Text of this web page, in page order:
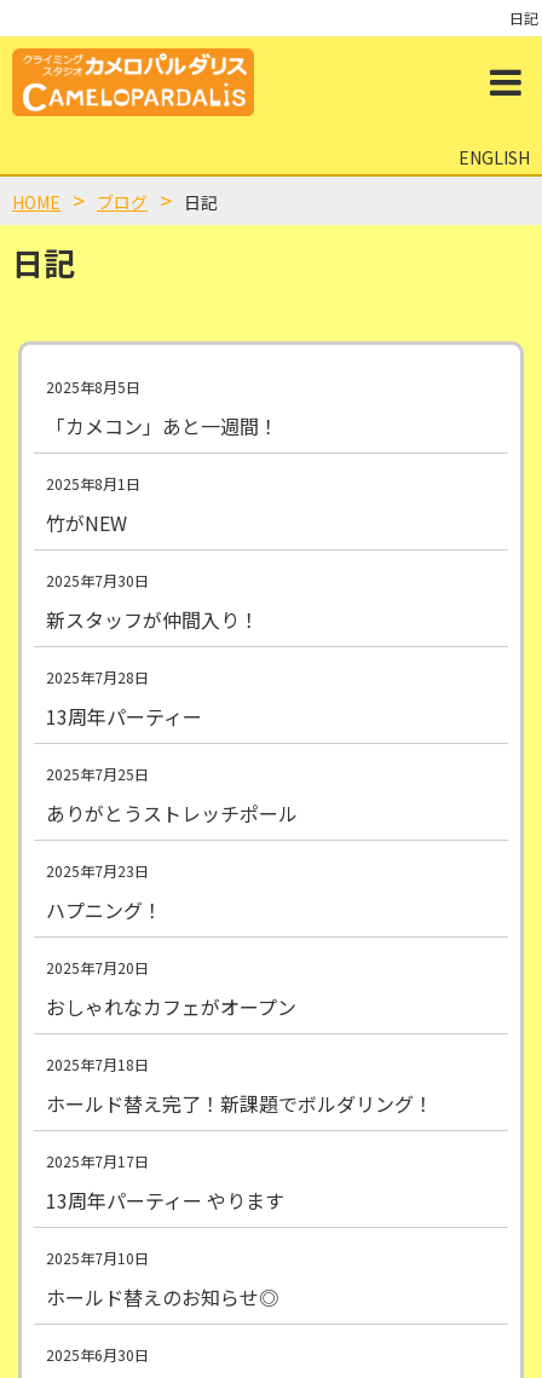
日記
ENGLISH
日記
HOME ブログ 日記
2025年8月5日
「カメコン」あと一週間！
2025年8月1日
竹がNEW
2025年7月30日
新スタッフが仲間入り！
2025年7月28日
13周年パーティー
2025年7月25日
ありがとうストレッチポール
2025年7月23日
ハプニング！
2025年7月20日
おしゃれなカフェがオープン
2025年7月18日
ホールド替え完了！新課題でボルダリング！
2025年7月17日
13周年パーティー やります
2025年7月10日
ホールド替えのお知らせ◎
2025年6月30日